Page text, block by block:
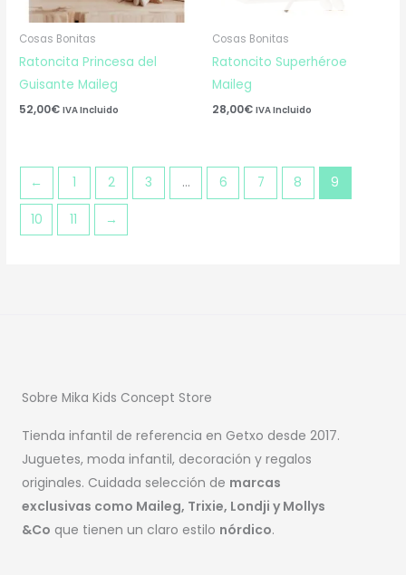
Cosas Bonitas
Ratoncita Princesa del
Guisante Maileg
52,00€ IVA Incluido
Cosas Bonitas
Ratoncito Superhéroe
Maileg
28,00€ IVA Incluido
← 1 2 3 … 6 7 8 9
10 11 →
Sobre Mika Kids Concept Store
Tienda infantil de referencia en Getxo desde 2017.
Juguetes, moda infantil, decoración y regalos
originales. Cuidada selección de marcas
exclusivas como Maileg, Trixie, Londji y Mollys
&Co que tienen un claro estilo nórdico.